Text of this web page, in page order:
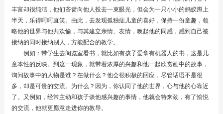
丰富却很纯洁，他们吝啬向他人投去一束眼光，但会为一只小小的蚂蚁蹲上
半天，乐得呵呵直笑。由此，去发现孤独症儿童的喜好，保持一份童趣，领
略他的世界与他共欢愉，与其建立亲情、友情，唤起他的同感，感到自己被
接纳的同时接纳别人，方能配合的教学。
例如：带学生去阅览室看书，就比如有孩子爱拿有机器人的书，这是儿
童本性的反映。到这一现象，就带着浓厚的兴趣和他一起欣赏画中的故事，
询问故事中的人物是谁？在做什么？他会很积极的回应，尽管话语不是很
多，却是可贵的交流。为什么？因为，你认同了他的世界，心与他的心靠近
了。又例如，经常主动和孩子谈他感兴趣的事情，他就会特来劲，有了愉悦
的交流，他就更愿意走进你的教导。